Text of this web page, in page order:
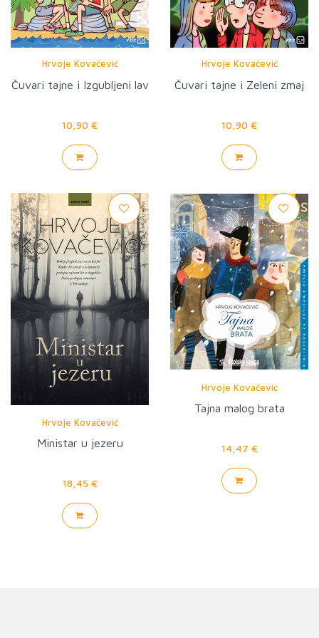
Hrvoje Kovačević
Čuvari tajne i Izgubljeni lav
10,90 €
Hrvoje Kovačević
Čuvari tajne i Zeleni zmaj
10,90 €
Hrvoje Kovačević
Ministar u jezeru
18,45 €
Hrvoje Kovačević
Tajna malog brata
14,47 €